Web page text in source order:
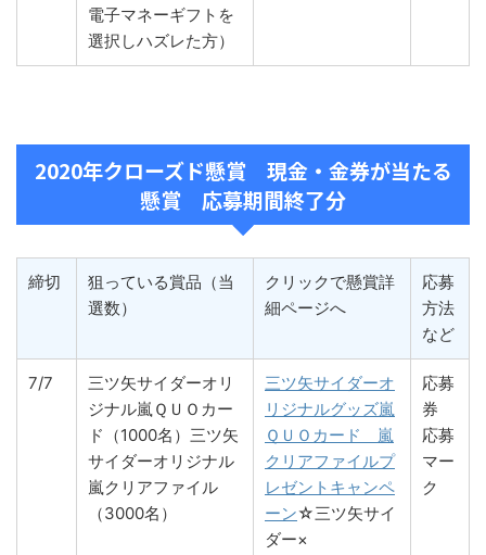
電子マネーギフトを
選択しハズレた方）
2020年クローズド懸賞 現金・金券が当たる
懸賞 応募期間終了分
締切
狙っている賞品（当
選数）
クリックで懸賞詳
細ページへ
応募
方法
など
7/7
三ツ矢サイダーオリ
ジナル嵐ＱＵＯカー
ド（1000名）三ツ矢
サイダーオリジナル
嵐クリアファイル
（3000名）
三ツ矢サイダーオ
リジナルグッズ嵐
ＱＵＯカード 嵐
クリアファイルプ
レゼントキャンペ
ーン☆三ツ矢サイ
ダー×
応募
券
応募
マー
ク